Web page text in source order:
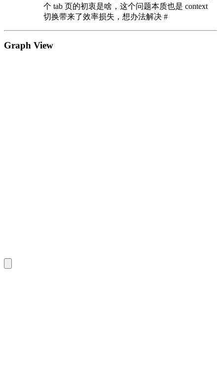
个 tab 页的初衷是啥，这个问题本质也是 context
切换带来了效率损失，想办法解决 #
Graph View